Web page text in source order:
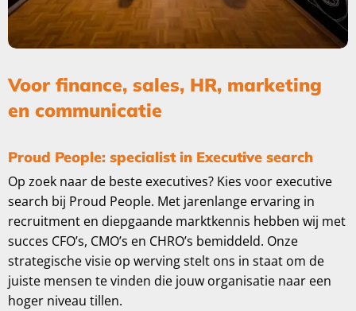
Voor finance, sales, HR, marketing
en communicatie
Proud People: specialist in Executive search
Op zoek naar de beste executives? Kies voor executive
search bij Proud People. Met jarenlange ervaring in
recruitment en diepgaande marktkennis hebben wij met
succes CFO’s, CMO’s en CHRO’s bemiddeld. Onze
strategische visie op werving stelt ons in staat om de
juiste mensen te vinden die jouw organisatie naar een
hoger niveau tillen.